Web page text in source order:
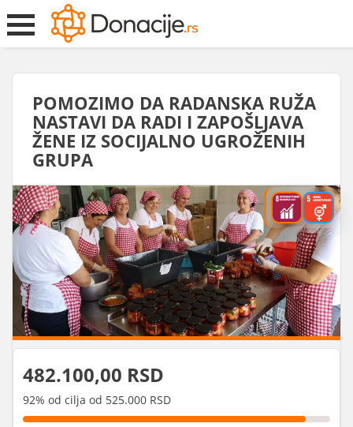
POMOZIMO DA RADANSKA RUŽA
NASTAVI DA RADI I ZAPOŠLJAVA
ŽENE IZ SOCIJALNO UGROŽENIH
GRUPA
482.100,00 RSD
92% od cilja od 525.000 RSD